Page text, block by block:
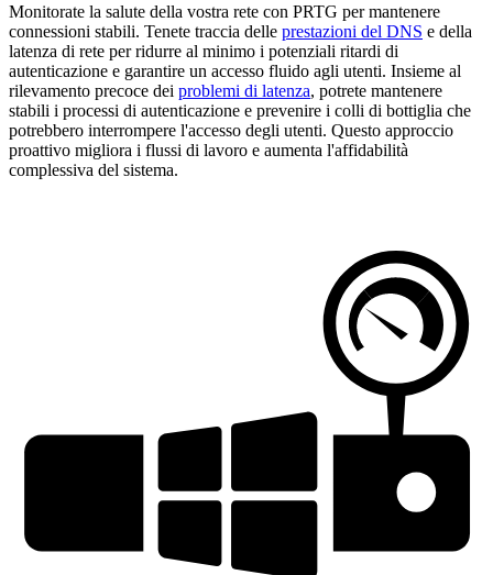
Monitorate la salute della vostra rete con PRTG per mantenere
connessioni stabili. Tenete traccia delle prestazioni del DNS e della
latenza di rete per ridurre al minimo i potenziali ritardi di
autenticazione e garantire un accesso fluido agli utenti. Insieme al
rilevamento precoce dei problemi di latenza, potrete mantenere
stabili i processi di autenticazione e prevenire i colli di bottiglia che
potrebbero interrompere l'accesso degli utenti. Questo approccio
proattivo migliora i flussi di lavoro e aumenta l'affidabilità
complessiva del sistema.